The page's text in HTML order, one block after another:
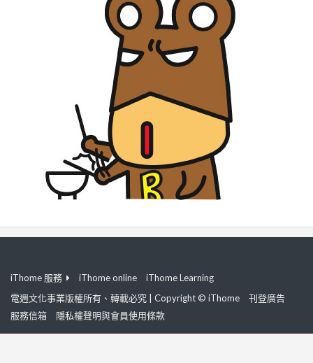
iThome 服務 iThome online
iThome Learning
電週文化事業版權所有、轉載必究 | Copyright © iThome
刊登廣告
服務信箱
隱私權聲明與會員使用條款